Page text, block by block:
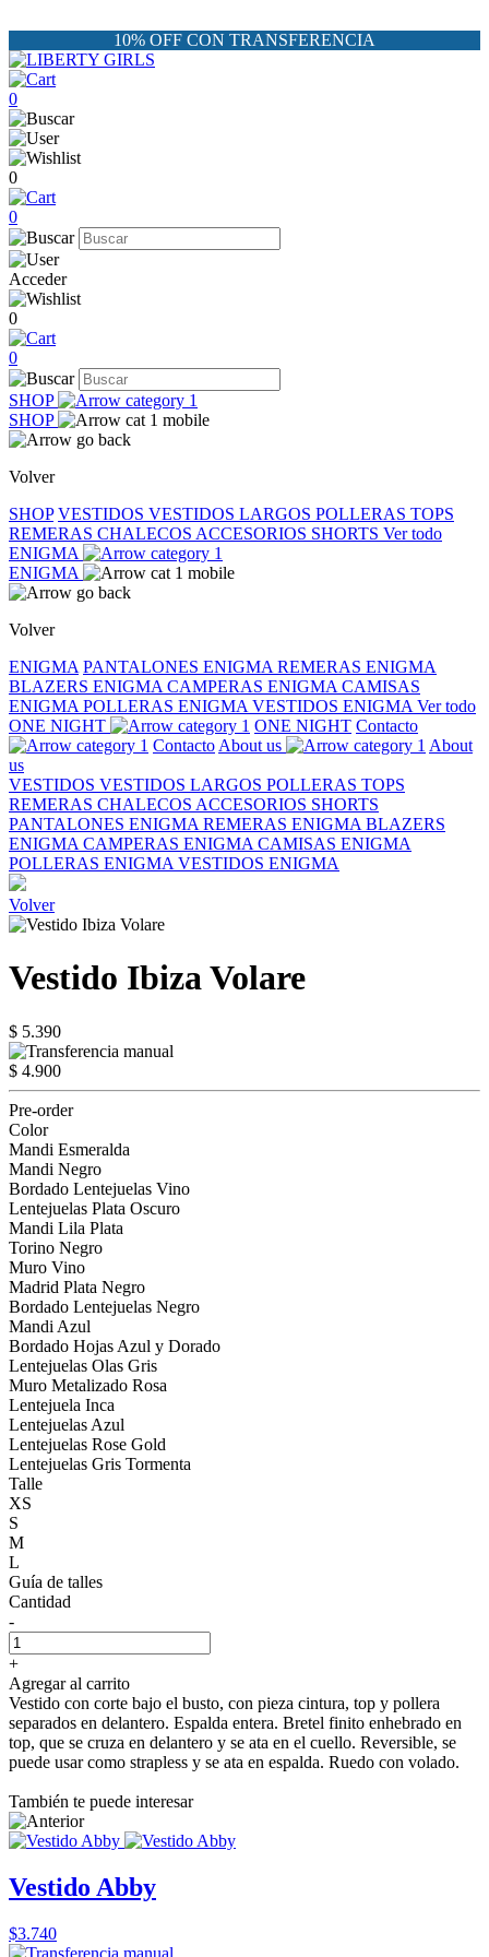
10% OFF CON TRANSFERENCIA
0
0
0
Acceder
0
0
SHOP
SHOP
Volver
SHOP VESTIDOS VESTIDOS LARGOS POLLERAS TOPS
REMERAS CHALECOS ACCESORIOS SHORTS Ver todo
ENIGMA
ENIGMA
Volver
ENIGMA PANTALONES ENIGMA REMERAS ENIGMA
BLAZERS ENIGMA CAMPERAS ENIGMA CAMISAS
ENIGMA POLLERAS ENIGMA VESTIDOS ENIGMA Ver todo
ONE NIGHT
ONE NIGHT Contacto
Contacto About us
About
us
VESTIDOS VESTIDOS LARGOS POLLERAS TOPS
REMERAS CHALECOS ACCESORIOS SHORTS
PANTALONES ENIGMA REMERAS ENIGMA BLAZERS
ENIGMA CAMPERAS ENIGMA CAMISAS ENIGMA
POLLERAS ENIGMA VESTIDOS ENIGMA
Volver
Vestido Ibiza Volare
$ 5.390
$ 4.900
Pre-order
Color
Mandi Esmeralda
Mandi Negro
Bordado Lentejuelas Vino
Lentejuelas Plata Oscuro
Mandi Lila Plata
Torino Negro
Muro Vino
Madrid Plata Negro
Bordado Lentejuelas Negro
Mandi Azul
Bordado Hojas Azul y Dorado
Lentejuelas Olas Gris
Muro Metalizado Rosa
Lentejuela Inca
Lentejuelas Azul
Lentejuelas Rose Gold
Lentejuelas Gris Tormenta
Talle
XS
S
M
L
Guía de talles
Cantidad
-
+
Agregar al carrito
Vestido con corte bajo el busto, con pieza cintura, top y pollera
separados en delantero. Espalda entera. Bretel finito enhebrado en
top, que se cruza en delantero y se ata en el cuello. Reversible, se
puede usar como strapless y se ata en espalda. Ruedo con volado.
También te puede interesar
Vestido Abby
$3.740